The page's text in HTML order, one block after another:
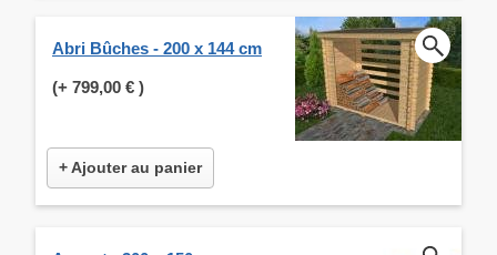
Abri Bûches - 200 x 144 cm
(+ 799,00 € )
+ Ajouter au panier